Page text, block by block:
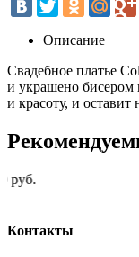
Описание
Свадебное платье
и украшено бисером
и красоту, и
Контакты